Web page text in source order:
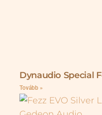
Dynaudio Special
Tovább »